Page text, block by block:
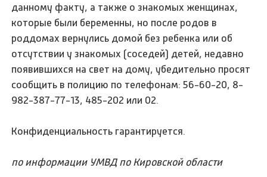
данному факту, а также о знакомых женщинах,
которые были беременны, но после родов в
роддомах вернулись домой без ребенка или об
отсутствии у знакомых (соседей) детей, недавно
появившихся на свет на дому, убедительно просят
сообщить в полицию по телефонам: 56-60-20, 8-
982-387-77-13, 485-202 или 02.
Конфиденциальность гарантируется.
по информации УМВД по Кировской области